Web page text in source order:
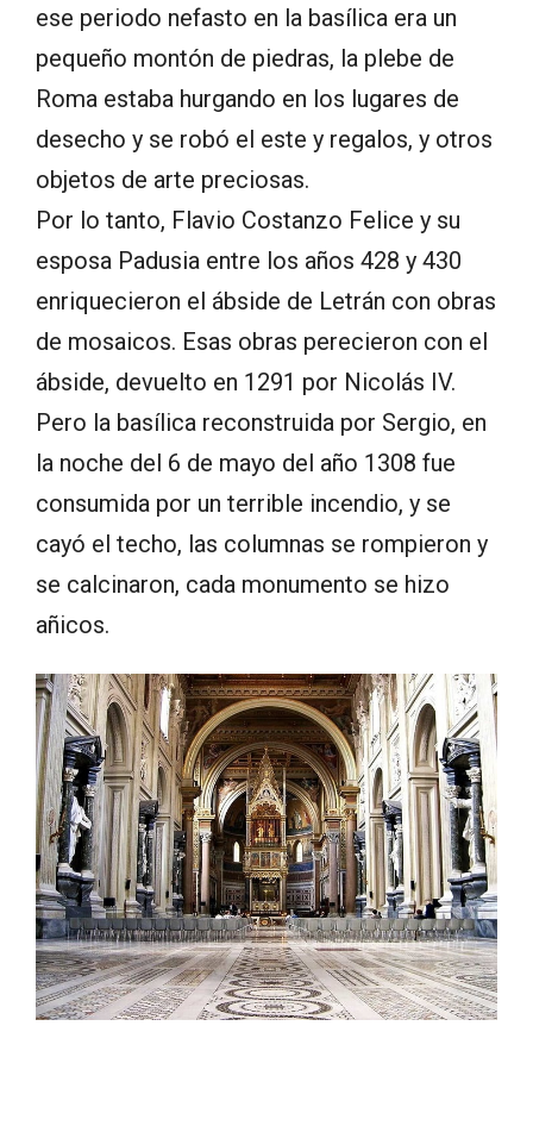
ese periodo nefasto en la basílica era un
pequeño montón de piedras, la plebe de
Roma estaba hurgando en los lugares de
desecho y se robó el este y regalos, y otros
objetos de arte preciosas.
Por lo tanto, Flavio Costanzo Felice y su
esposa Padusia entre los años 428 y 430
enriquecieron el ábside de Letrán con obras
de mosaicos. Esas obras perecieron con el
ábside, devuelto en 1291 por Nicolás IV.
Pero la basílica reconstruida por Sergio, en
la noche del 6 de mayo del año 1308 fue
consumida por un terrible incendio, y se
cayó el techo, las columnas se rompieron y
se calcinaron, cada monumento se hizo
añicos.